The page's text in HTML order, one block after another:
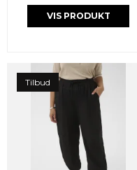
VIS PRODUKT
Tilbud